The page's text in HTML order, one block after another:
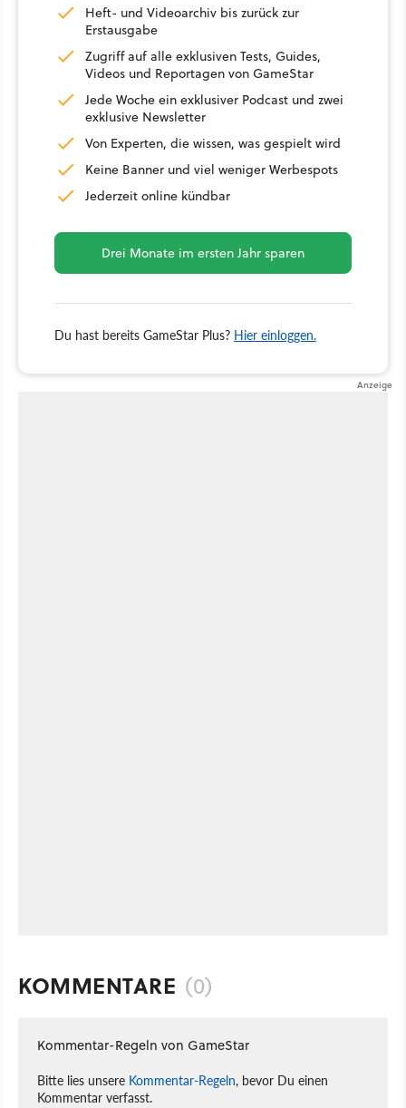
Heft- und Videoarchiv bis zurück zur
Erstausgabe
Zugriff auf alle exklusiven Tests, Guides,
Videos und Reportagen von GameStar
Jede Woche ein exklusiver Podcast und zwei
exklusive Newsletter
Von Experten, die wissen, was gespielt wird
Keine Banner und viel weniger Werbespots
Jederzeit online kündbar
Drei Monate im ersten Jahr sparen
Du hast bereits GameStar Plus? Hier einloggen.
KOMMENTARE (0)
Kommentar-Regeln von GameStar
Bitte lies unsere Kommentar-Regeln, bevor Du einen
Kommentar verfasst.